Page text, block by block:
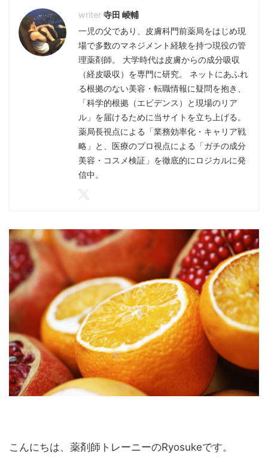
寺田 崚輔
一児の父であり、皮膚科門前薬局をはじめ現
場で多数のマネジメント経験を持つ現役の管
理薬剤師。 大学時代は皮膚からの成分吸収
（経皮吸収）を専門に研究。 ネットにあふれ
る根拠のない美容・転職情報に疑問を抱き、
「科学的根拠（エビデンス）と現場のリア
ル」を届けるために当サイトを立ち上げる。
薬局長視点による「業務効率化・キャリア戦
略」と、医療のプロ視点による「ガチの成分
美容・コスメ検証」を徹底的にロジカルに発
信中。
こんにちは、薬剤師トレーニーのRyosukeです。